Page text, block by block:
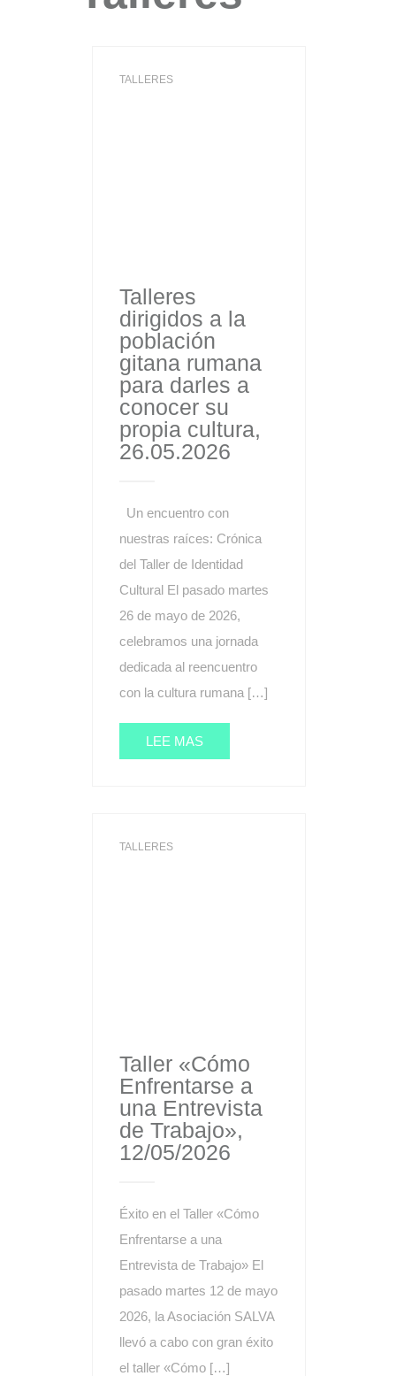
TALLERES
Talleres
dirigidos a la
población
gitana rumana
para darles a
conocer su
propia cultura,
26.05.2026
Un encuentro con
nuestras raíces: Crónica
del Taller de Identidad
Cultural El pasado martes
26 de mayo de 2026,
celebramos una jornada
dedicada al reencuentro
con la cultura rumana […]
LEE MAS
TALLERES
Taller «Cómo
Enfrentarse a
una Entrevista
de Trabajo»,
12/05/2026
Éxito en el Taller «Cómo
Enfrentarse a una
Entrevista de Trabajo» El
pasado martes 12 de mayo
2026, la Asociación SALVA
llevó a cabo con gran éxito
el taller «Cómo […]